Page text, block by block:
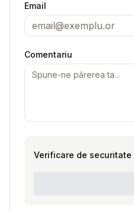
Email
Comentariu
Verificare de securitate